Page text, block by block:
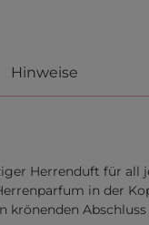
Hinweise
Herrenduft für
in der
krönenden